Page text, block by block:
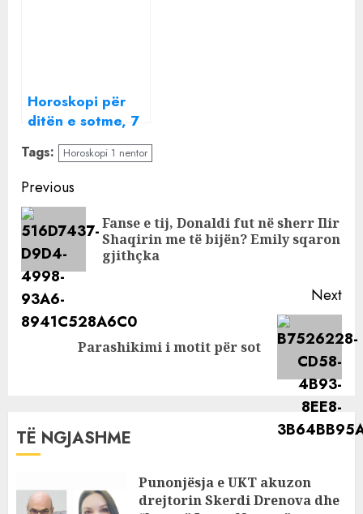
Horoskopi për
ditën e sotme, 7
dhjetor 2022/
Çfarë kanë
parashikuar yjet
për ju
Tags: Horoskopi 1 nentor
Continue
Reading
Previous
Fanse e tij, Donaldi fut në sherr Ilir
Shaqirin me të bijën? Emily sqaron
gjithçka
Next
Parashikimi i motit për sot
TË NGJASHME
Punonjësja e UKT akuzon
drejtorin Skerdi Drenova dhe